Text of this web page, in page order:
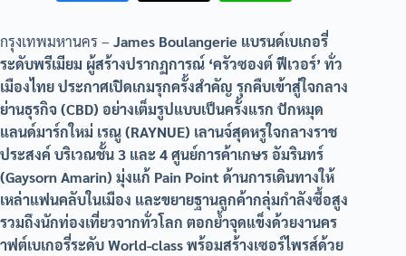
กรุงเทพมหานคร – James Boulangerie แบรนด์เบเกอรี่
ระดับพรีเมียม ผู้สร้างปรากฏการณ์ ‘ครัวซองต์ ฟีเวอร์’ ทั่ว
เมืองไทย ประกาศเปิดเกมรุกครั้งสำคัญ รุกคืบเข้าสู่ใจกลาง
ย่านธุรกิจ (CBD) อย่างเต็มรูปแบบเป็นครั้งแรก ปักหมุด
แลนด์มาร์กใหม่ เรณู (RAYNUE) เลานจ์สุดหรูใจกลางราช
ประสงค์ บริเวณชั้น 3 และ 4 ศูนย์การค้าเกษร อัมรินทร์
(Gaysorn Amarin) มุ่งแก้ Pain Point ด้านการเดินทางให้
เหล่าแฟนคลับในเมือง และขยายฐานลูกค้ากลุ่มกำลังซื้อสูง
รวมถึงนักท่องเที่ยวจากทั่วโลก ตอกย้ำจุดแข็งด้วยงานคร
าฟต์เบเกอรี่ระดับ World-class พร้อมสร้างเซอร์ไพรส์ด้วย